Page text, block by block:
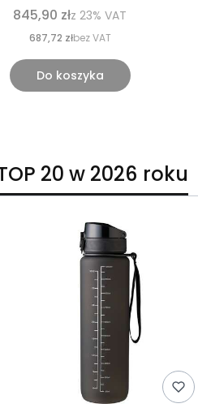
845,90 złz 23% VAT
687,72 złbez VAT
Do koszyka
20 w 2026 roku